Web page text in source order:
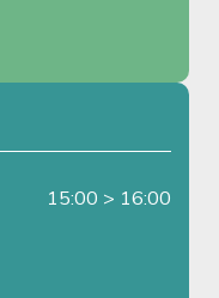
15:00 > 16:00